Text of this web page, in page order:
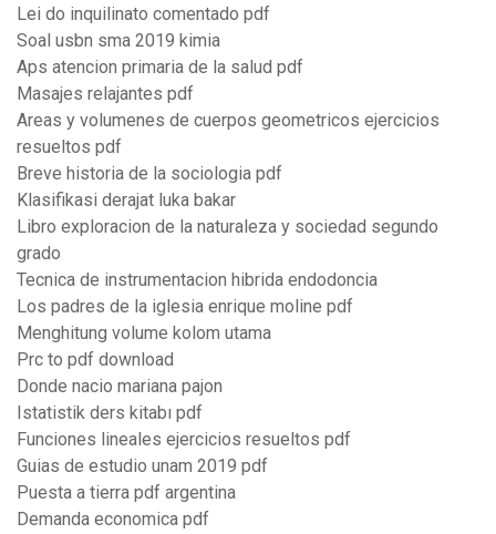
Lei do inquilinato comentado pdf
Soal usbn sma 2019 kimia
Aps atencion primaria de la salud pdf
Masajes relajantes pdf
Areas y volumenes de cuerpos geometricos ejercicios
resueltos pdf
Breve historia de la sociologia pdf
Klasifikasi derajat luka bakar
Libro exploracion de la naturaleza y sociedad segundo
grado
Tecnica de instrumentacion hibrida endodoncia
Los padres de la iglesia enrique moline pdf
Menghitung volume kolom utama
Prc to pdf download
Donde nacio mariana pajon
Istatistik ders kitabı pdf
Funciones lineales ejercicios resueltos pdf
Guias de estudio unam 2019 pdf
Puesta a tierra pdf argentina
Demanda economica pdf